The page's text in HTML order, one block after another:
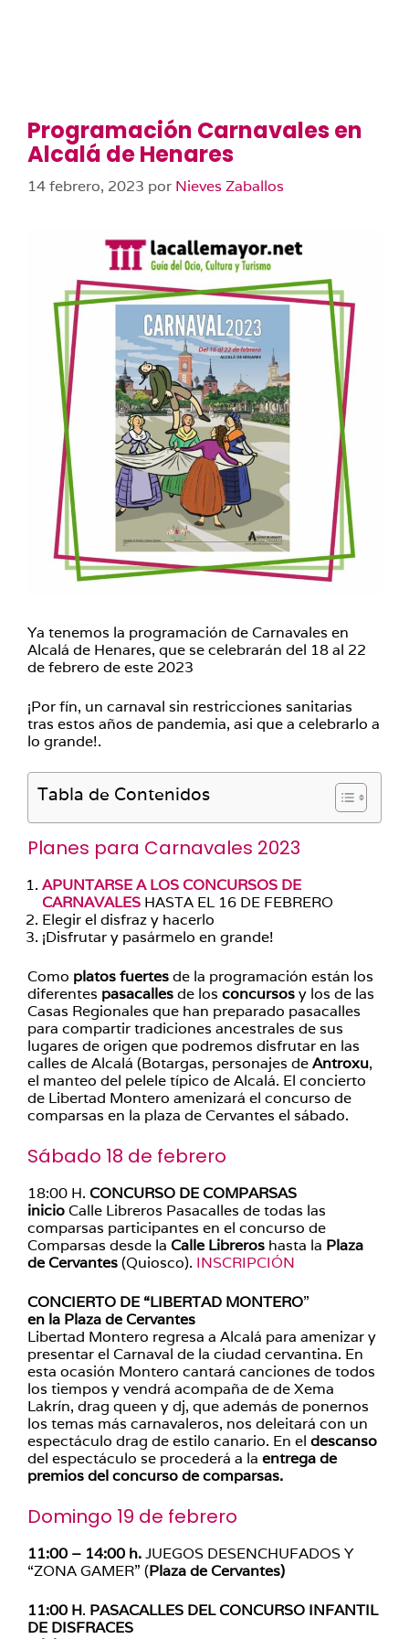
Programación Carnavales en
Alcalá de Henares
14 febrero, 2023 por Nieves Zaballos
Ya tenemos la programación de Carnavales en
Alcalá de Henares, que se celebrarán del 18 al 22
de febrero de este 2023
¡Por fín, un carnaval sin restricciones sanitarias
tras estos años de pandemia, asi que a celebrarlo a
lo grande!.
Tabla de Contenidos
Planes para Carnavales 2023
APUNTARSE A LOS CONCURSOS DE
CARNAVALES HASTA EL 16 DE FEBRERO
Elegir el disfraz y hacerlo
¡Disfrutar y pasármelo en grande!
Como platos fuertesde la programación están los
diferentes pasacallesde los concursosy los de las
Casas Regionales que han preparado pasacalles
para compartir tradiciones ancestrales de sus
lugares de origen que podremos disfrutar en las
calles de Alcalá (Botargas, personajes deAntroxu,
el manteo del pelele típico de Alcalá. El concierto
de Libertad Montero amenizará el concurso de
comparsas en la plaza de Cervantes el sábado.
Sábado 18 de febrero
18:00 H. CONCURSO DE COMPARSAS
inicio Calle Libreros Pasacalles de todas las
comparsas participantes en el concurso de
Comparsas desde la Calle Libreros hasta la Plaza
de Cervantes(Quiosco). INSCRIPCIÓN
CONCIERTO DE “LIBERTAD MONTERO”
en la Plaza de Cervantes
Libertad Montero regresa a Alcalá para amenizar y
presentar el Carnaval de la ciudad cervantina. En
esta ocasión Montero cantará canciones de todos
los tiempos y vendrá acompaña de de Xema
Lakrín, drag queen y dj, que además de ponernos
los temas más carnavaleros, nos deleitará con un
espectáculo drag de estilo canario. En el descanso
del espectáculo se procederá a la entrega de
premios del concurso de comparsas.
Domingo 19 de febrero
11:00 – 14:00 h.JUEGOS DESENCHUFADOS Y
“ZONA GAMER” (Plaza de Cervantes)
11:00 H. PASACALLES DEL CONCURSO INFANTIL
DE DISFRACES